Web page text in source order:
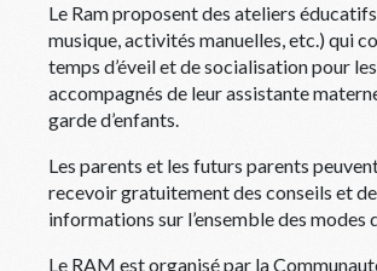
Le Ram proposent des ateliers
musique, activités manuelles, etc.) qui
temps d’éveil et de socialisation pour
accompagnés de leur assistante
garde d’enfants.
Les parents et les futurs parents
recevoir gratuitement des conseils et
informations sur l’ensemble des modes
Le RAM est organisé par la